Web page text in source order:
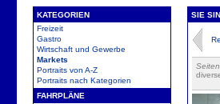
KATEGORIEN
Freizeit
Gastro
Wirtschaft und Gewerbe
Markets
Portraits von A-Z
Portraits nach Kategorien
FAHRPLÄNE
SIE